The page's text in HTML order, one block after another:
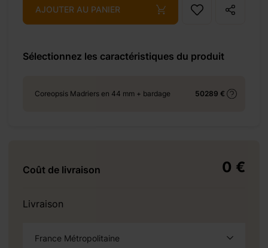
AJOUTER AU PANIER
Sélectionnez les caractéristiques du produit
Coreopsis Madriers en 44 mm + bardage 50289 €
Coût de livraison 0 €
Livraison
France Métropolitaine
620 €
+ 5940